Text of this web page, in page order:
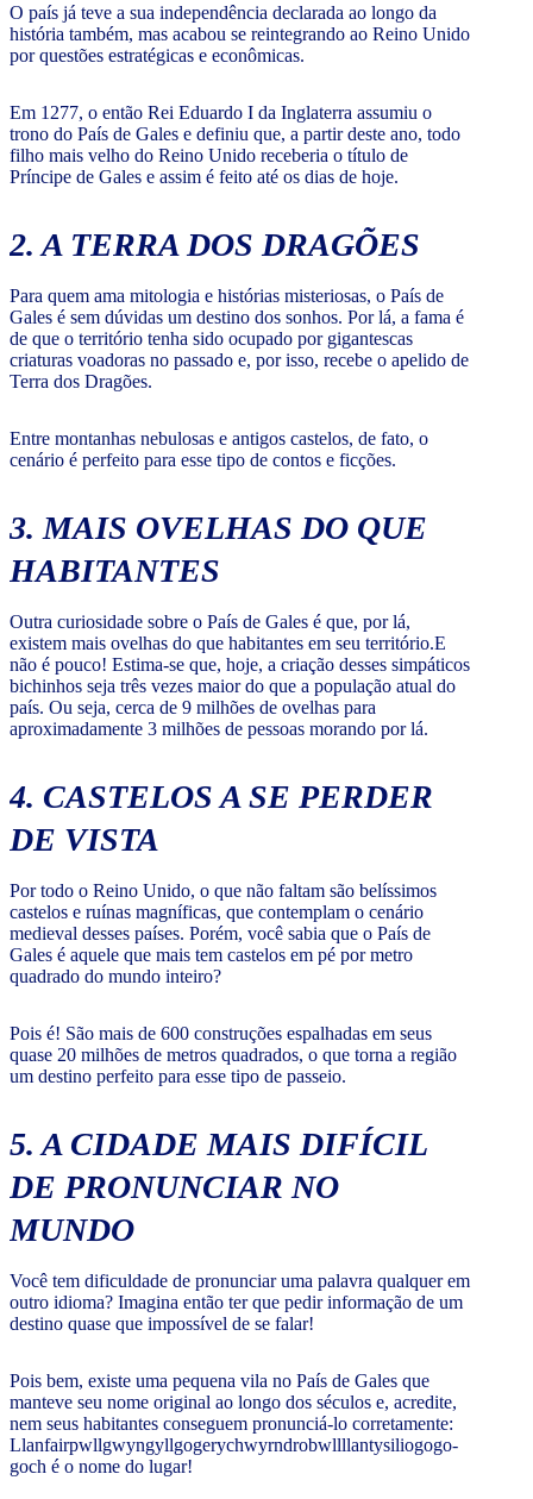
O país já teve a sua independência declarada ao longo da
história também, mas acabou se reintegrando ao Reino Unido
por questões estratégicas e econômicas.
Em 1277, o então Rei Eduardo I da Inglaterra assumiu o
trono do País de Gales e definiu que, a partir deste ano, todo
filho mais velho do Reino Unido receberia o título de
Príncipe de Gales e assim é feito até os dias de hoje.
2. A TERRA DOS DRAGÕES
Para quem ama mitologia e histórias misteriosas, o País de
Gales é sem dúvidas um destino dos sonhos. Por lá, a fama é
de que o território tenha sido ocupado por gigantescas
criaturas voadoras no passado e, por isso, recebe o apelido de
Terra dos Dragões.
Entre montanhas nebulosas e antigos castelos, de fato, o
cenário é perfeito para esse tipo de contos e ficções.
3. MAIS OVELHAS DO QUE
HABITANTES
Outra curiosidade sobre o País de Gales é que, por lá,
existem mais ovelhas do que habitantes em seu território.E
não é pouco! Estima-se que, hoje, a criação desses simpáticos
bichinhos seja três vezes maior do que a população atual do
país. Ou seja, cerca de 9 milhões de ovelhas para
aproximadamente 3 milhões de pessoas morando por lá.
4. CASTELOS A SE PERDER
DE VISTA
Por todo o Reino Unido, o que não faltam são belíssimos
castelos e ruínas magníficas, que contemplam o cenário
medieval desses países. Porém, você sabia que o País de
Gales é aquele que mais tem castelos em pé por metro
quadrado do mundo inteiro?
Pois é! São mais de 600 construções espalhadas em seus
quase 20 milhões de metros quadrados, o que torna a região
um destino perfeito para esse tipo de passeio.
5. A CIDADE MAIS DIFÍCIL
DE PRONUNCIAR NO
MUNDO
Você tem dificuldade de pronunciar uma palavra qualquer em
outro idioma? Imagina então ter que pedir informação de um
destino quase que impossível de se falar!
Pois bem, existe uma pequena vila no País de Gales que
manteve seu nome original ao longo dos séculos e, acredite,
nem seus habitantes conseguem pronunciá-lo corretamente:
Llanfair­pwllgwyngyll­gogery­chwyrn­drobwll­llan­tysilio­gogo­
goch é o nome do lugar!